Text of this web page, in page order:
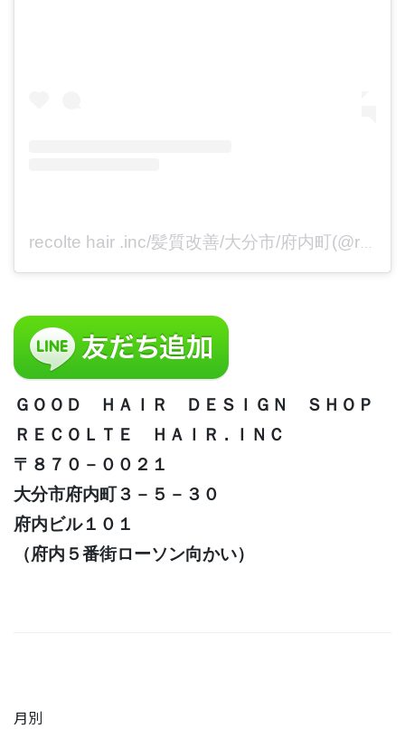
ＧＯＯＤ ＨＡＩＲ ＤＥＳＩＧＮ ＳＨＯＰ
ＲＥＣＯＬＴＥ ＨＡＩＲ . ＩＮＣ
〒８７０－００２１
大分市府内町３－５－３０
府内ビル１０１
（府内５番街ローソン向かい）
月別